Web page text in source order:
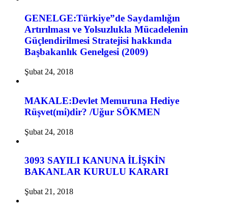
GENELGE:Türkiye”de Saydamlığın
Artırılması ve Yolsuzlukla Mücadelenin
Güçlendirilmesi Stratejisi hakkında
Başbakanlık Genelgesi (2009)
Şubat 24, 2018
MAKALE:Devlet Memuruna Hediye
Rüşvet(mi)dir? /Uğur SÖKMEN
Şubat 24, 2018
3093 SAYILI KANUNA İLİŞKİN
BAKANLAR KURULU KARARI
Şubat 21, 2018